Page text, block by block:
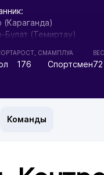
Булат (Темиртау)
РОСТ, СМ
176
АМПЛУА
Спортсмен72
Команды